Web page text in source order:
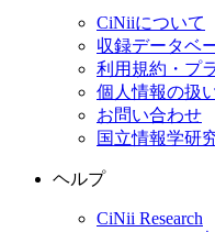
CiNiiについて
収録データベ
利用規約・プ
個人情報の扱
お問い合わせ
国立情報学研
ヘルプ
CiNii Research